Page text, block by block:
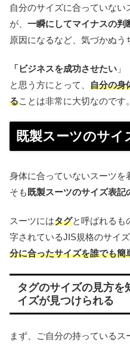
自分のサイズに合っていな
が、 一瞬にしてマイナスの判
原因になるなど、気づかぬう
「ビジネスを成功させたい 」
と思う方にとって、 自分の身
ることは非常に大切なのです。
既製スーツのサイ
身体に合っていないスーツを
そも 既製スーツのサイズ表記
スーツにはタグと呼ばれるも
字されているJIS規格のサイ
分に合ったサイズを誰でも簡
タグのサイズの見方を
イズが見つけられる
まず、ご自分の持っているス